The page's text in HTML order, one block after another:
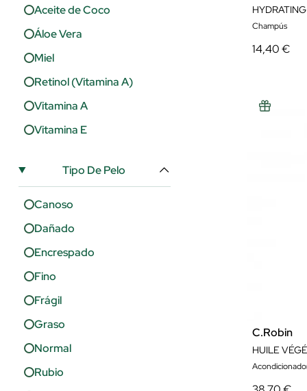
Aceite de Coco
Áloe Vera
Miel
Retinol (Vitamina A)
Vitamina A
Vitamina E
Tipo De Pelo
Canoso
Dañado
Encrespado
Fino
Frágil
Graso
Normal
Rubio
Champús
14,40 €
C.Robin